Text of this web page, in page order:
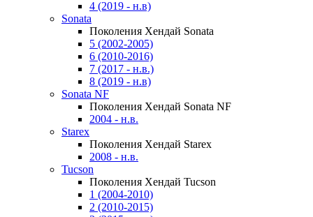
4 (2019 - н.в)
Sonata
Поколения Хендай Sonata
5 (2002-2005)
6 (2010-2016)
7 (2017 - н.в.)
8 (2019 - н.в)
Sonata NF
Поколения Хендай Sonata NF
2004 - н.в.
Starex
Поколения Хендай Starex
2008 - н.в.
Tucson
Поколения Хендай Tucson
1 (2004-2010)
2 (2010-2015)